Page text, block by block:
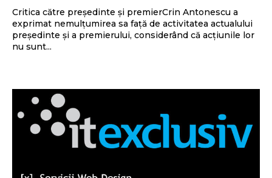
Critica către președinte și premierCrin Antonescu a
exprimat nemulțumirea sa față de activitatea actualului
președinte și a premierului, considerând că acțiunile lor
nu sunt...